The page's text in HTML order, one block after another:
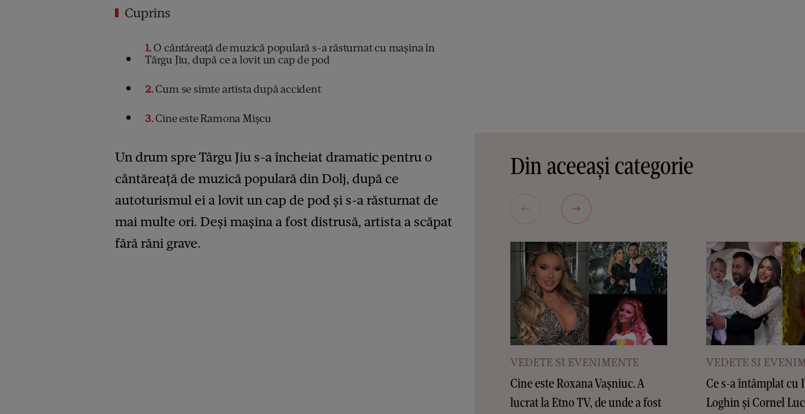
Cuprins
1O cântăreață de muzică populară s-a răsturnat cu mașina în
Târgu Jiu, după ce a lovit un cap de pod
2Cum se simte artista după accident
3Cine este Ramona Mișcu
Un drum spre Târgu Jiu s-a încheiat dramatic pentru o
cântăreață de muzică populară din Dolj, după ce
autoturismul ei a lovit un cap de pod și s-a răsturnat de
mai multe ori. Deși mașina a fost distrusă, artista a scăpat
fără răni grave.
Din aceeași categorie
VEDETE SI EVENIMENTE
Cine este Roxana Vașniuc. A
lucrat la Etno TV, de unde a fost
VEDETE SI
Ce s-a întâmplat cu
Loghin și Cornel